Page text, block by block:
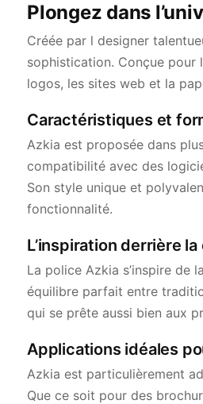
Plongez dans
Créée par l designer
sophistication. Conçue pour
logos, les sites web et la
Caractéristiques et
Azkia est proposée dans
compatibilité avec des
Son style unique et
fonctionnalité.
L’inspiration derrière
La police Azkia s’inspire de
équilibre parfait entre
qui se prête aussi bien aux
Applications idéales
Azkia est particulièrement
Que ce soit pour des